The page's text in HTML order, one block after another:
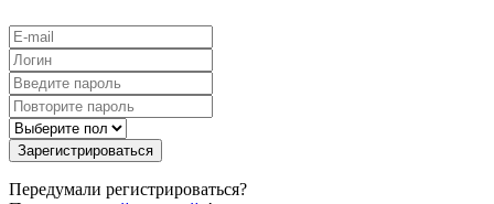
Зарегистрироваться
Передумали регистрироваться?